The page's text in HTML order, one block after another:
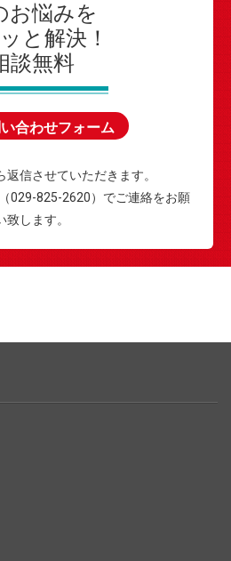
お悩みを
と解決！
談無料
合わせフォーム
信させていただきます。
029-825-2620）でご連絡をお願
致します。